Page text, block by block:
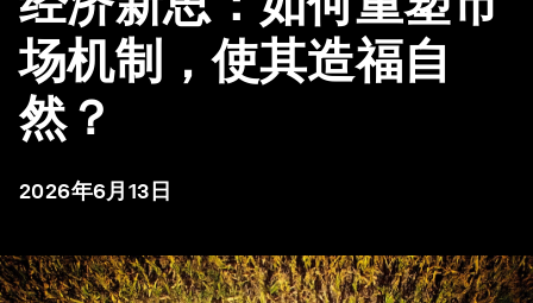
场机制，使其造福自
然？
2026年6月13日